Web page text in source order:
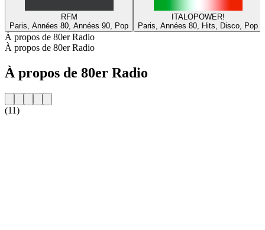
RFM
Paris, Années 80, Années 90, Pop
ITALOPOWER!
Paris, Années 80, Hits, Disco, Pop
À propos de 80er Radio
À propos de 80er Radio
À propos de 80er Radio
(11)